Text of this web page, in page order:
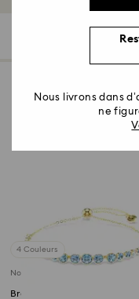
4 Couleurs
Nouveau
Bracelet Imber
Nous livrons dans
ne